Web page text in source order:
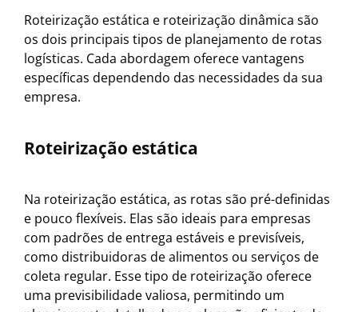
Roteirização estática e roteirização dinâmica são
os dois principais tipos de planejamento de rotas
logísticas. Cada abordagem oferece vantagens
específicas dependendo das necessidades da sua
empresa.
Roteirização estática
Na roteirização estática, as rotas são pré-definidas
e pouco flexíveis. Elas são ideais para empresas
com padrões de entrega estáveis e previsíveis,
como distribuidoras de alimentos ou serviços de
coleta regular. Esse tipo de roteirização oferece
uma previsibilidade valiosa, permitindo um